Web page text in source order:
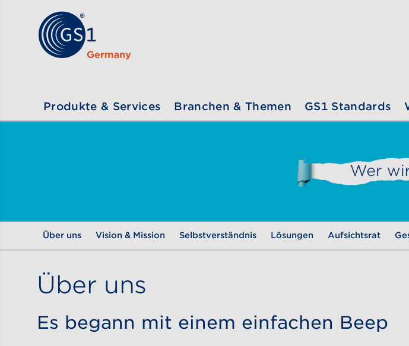
Zum Inhalt gehen
Produkte & Services Branchen & Themen GS1 Standards
Über uns Vision & Mission Selbstverständnis Lösungen Aufsichtsrat
Über uns
Es begann mit einem einfachen Beep